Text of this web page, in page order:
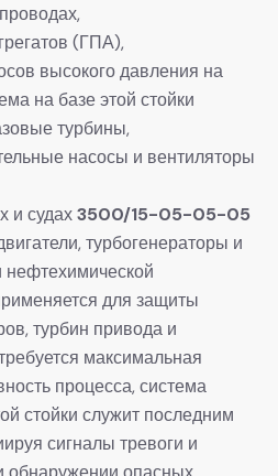
(ГПА),
высокого давления на
на базе этой стойки
турбины,
насосы и вентиляторы
и судах3500/15-05-05-05
турбогенераторы и
нефтехимической
для защиты
турбин привода и
максимальная
процесса, система
стойки служит последним
сигналы тревоги и